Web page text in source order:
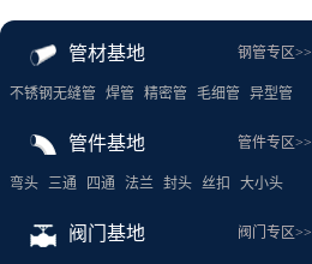
管材基地 钢管专区>>
不锈钢无缝管 焊管 精密管 毛细管 异型管
管件基地 管件专区>>
弯头 三通 四通 法兰 封头 丝扣 大小头
阀门基地 阀门专区>>